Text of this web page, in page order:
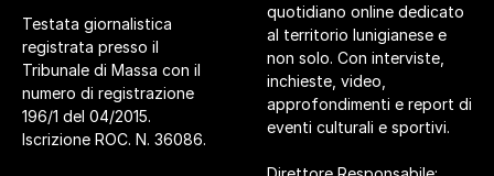
Testata giornalistica
registrata presso il
Tribunale di Massa con il
numero di registrazione
196/1 del 04/2015.
Iscrizione ROC. N. 36086.
quotidiano online dedicato
al territorio lunigianese e
non solo. Con interviste,
inchieste, video,
approfondimenti e report di
eventi culturali e sportivi.